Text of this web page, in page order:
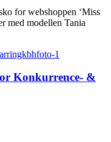
for webshoppen ‘Miss
med modellen Tania
Konkurrence- &